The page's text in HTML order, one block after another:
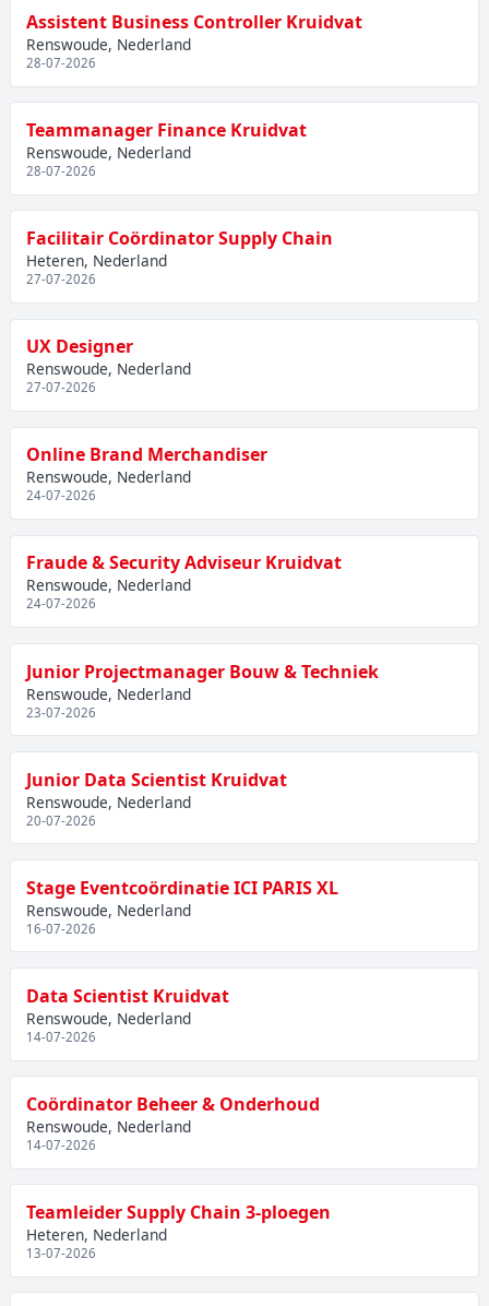
Assistent Business Controller Kruidvat
Renswoude, Nederland
28-07-2026
Teammanager Finance Kruidvat
Renswoude, Nederland
28-07-2026
Facilitair Coördinator Supply Chain
Heteren, Nederland
27-07-2026
UX Designer
Renswoude, Nederland
27-07-2026
Online Brand Merchandiser
Renswoude, Nederland
24-07-2026
Fraude & Security Adviseur Kruidvat
Renswoude, Nederland
24-07-2026
Junior Projectmanager Bouw & Techniek
Renswoude, Nederland
23-07-2026
Junior Data Scientist Kruidvat
Renswoude, Nederland
20-07-2026
Stage Eventcoördinatie ICI PARIS XL
Renswoude, Nederland
16-07-2026
Data Scientist Kruidvat
Renswoude, Nederland
14-07-2026
Coördinator Beheer & Onderhoud
Renswoude, Nederland
14-07-2026
Teamleider Supply Chain 3-ploegen
Heteren, Nederland
13-07-2026